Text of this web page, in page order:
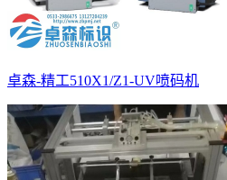
卓森-精工510X1/Z1-UV喷码机